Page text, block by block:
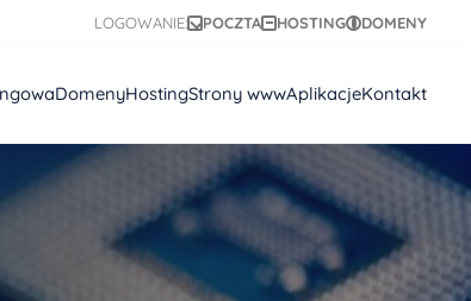
LOGOWANIE: POCZTA HOSTING DOMENY
DomenyHostingStrony wwwAplikacjeKontakt